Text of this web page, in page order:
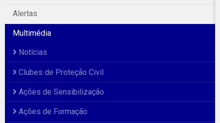
Alertas
Multimédia
Notícias
Clubes de Proteção Civil
Ações de Sensibilização
Ações de Formação